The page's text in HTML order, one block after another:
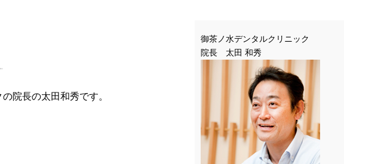
院長の太田和秀です。
御茶ノ水デンタルクリニック
院長 太田 和秀